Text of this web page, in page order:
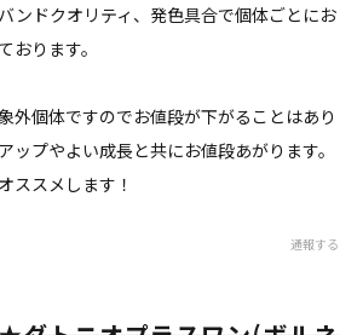
ンドクオリティ、発色具合で個体ごとにお
おります。
外個体ですのでお値段が下がることはあり
ップやよい成長と共にお値段あがります。
ススメします！
通報する